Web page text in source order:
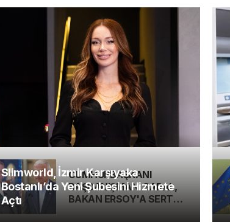
Slimworld, İzmir Karşıyaka
Bostanlı’da Yeni Şubesini Hizmete
Açtı
CUMHURBAŞKANI
BAŞDANIŞMANI SARAL,
BAKAN ERSOY'A SERT